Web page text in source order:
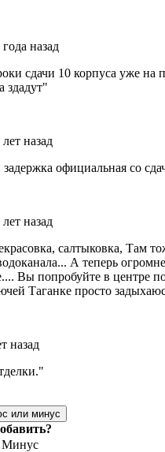
года назад
сдачи 10 корпуса уже на
здадут"
лет назад
официальная со
лет назад
салтыковка, Там
А теперь
Вы попробуйте в центре
Таганке просто
назад
или минус
Минус